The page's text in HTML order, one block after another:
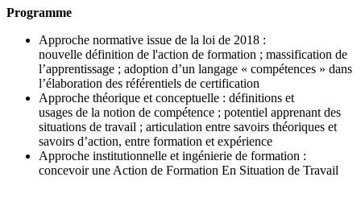
Programme
Approche normative issue de la loi de 2018 :
nouvelle définition de l'action de formation ; massification de
l’apprentissage ; adoption d’un langage « compétences » dans
l’élaboration des référentiels de certification
Approche théorique et conceptuelle : définitions et
usages de la notion de compétence ; potentiel apprenant des
situations de travail ; articulation entre savoirs théoriques et
savoirs d’action, entre formation et expérience
Approche institutionnelle et ingénierie de formation :
concevoir une Action de Formation En Situation de Travail